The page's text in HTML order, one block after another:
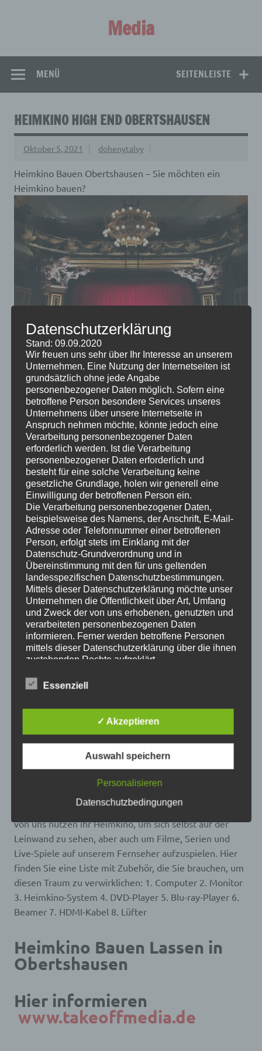
Media
SEITENLEISTE
MENÜ
HEIMKINO HIGH END OBERTSHAUSEN
Oktober 5, 2021 dohenytalvy
Heimkino Bauen Obertshausen – Sie möchten ein
Heimkino bauen?
Es gibt noch lange kein entscheidendes Argument für
oder gegen das Fernsehen, einige Experten meinen,
dass wir uns anderen Freizeitbeschäftigungen
zuwenden sollten. Wenn Sie Fernsehen noch immer
entspannend finden, könnten Sie sich doch ein eigenes
Heimkino anschaffen.
Hier informieren
Luxus Heimkino Bauen Firma
populärer Trend in unserer modernen, teilweise sehr
digitalen Zeit. In unserem Haus sind die Wände mit
Bildern von Wasserfällen bedeckt, während wir auf
einem Sofa liegen, auf dem Boden liegen blaue
Schatten auf unseren Beinen. Mit Blick auf die Wände
schweben wir in unserem Wohnzimmer – wenn wir
wie die Sterne am Nachthimmel leuchten. Die meisten
von uns nutzen ihr Heimkino, um sich selbst auf der
Leinwand zu sehen, aber auch um Filme, Serien und
Live-Spiele auf unserem Fernseher aufzuspielen. Hier
finden Sie eine Liste mit Zubehör, die Sie brauchen, um
diesen Traum zu verwirklichen: 1. Computer 2. Monitor
3. Heimkino-System 4. DVD-Player 5. Blu-ray-Player 6.
Beamer 7. HDMI-Kabel 8. Lüfter
Heimkino Bauen Lassen in
Obertshausen
Hier informieren
www.takeoffmedia.de
Datenschutzerklärung
Stand: 09.09.2020
Wir freuen uns sehr über Ihr Interesse an unserem
Unternehmen. Eine Nutzung der Internetseiten ist
grundsätzlich ohne jede Angabe
personenbezogener Daten möglich. Sofern eine
betroffene Person besondere Services unseres
Unternehmens über unsere Internetseite in
Anspruch nehmen möchte, könnte jedoch eine
Verarbeitung personenbezogener Daten
erforderlich werden. Ist die Verarbeitung
personenbezogener Daten erforderlich und
besteht für eine solche Verarbeitung keine
gesetzliche Grundlage, holen wir generell eine
Einwilligung der betroffenen Person ein.
Die Verarbeitung personenbezogener Daten,
beispielsweise des Namens, der Anschrift, E-Mail-
Adresse oder Telefonnummer einer betroffenen
Person, erfolgt stets im Einklang mit der
Datenschutz-Grundverordnung und in
Übereinstimmung mit den für uns geltenden
landesspezifischen Datenschutzbestimmungen.
Mittels dieser Datenschutzerklärung möchte unser
Unternehmen die Öffentlichkeit über Art, Umfang
und Zweck der von uns erhobenen, genutzten und
verarbeiteten personenbezogenen Daten
informieren. Ferner werden betroffene Personen
mittels dieser Datenschutzerklärung über die ihnen
zustehenden Rechte aufgeklärt.
zahlreiche technische und organisatorische
lückenlosen Schutz der über diese Internetseite
verarbeiteten personenbezogenen Daten
sicherzustellen. Dennoch können Internetbasierte
Datenübertragungen grundsätzlich
Sicherheitslücken aufweisen, sodass ein absoluter
diesem Grund steht es jeder betroffenen Person
frei, personenbezogene Daten auch auf
alternativen Wegen, beispielsweise telefonisch, an
Begriffsbestimmungen
Die Datenschutzerklärung beruht auf den
Begrifflichkeiten, die durch den Europäischen
Richtlinien- und Verordnungsgeber beim Erlass
der Datenschutz-Grundverordnung (DS-GVO)
verwendet wurden. Unsere Datenschutzerklärung
soll sowohl für die Öffentlichkeit als auch für
gewährleisten, möchten wir vorab die verwendeten
Begrifflichkeiten erläutern.
Wir verwenden in dieser Datenschutzerklärung
a) personenbezogene Daten
Essenziell
✓ Akzeptieren
Auswahl speichern
Personalisieren
Datenschutzbedingungen